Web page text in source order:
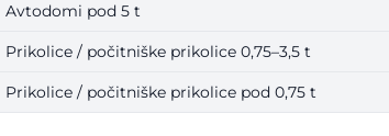
Avtodomi pod 5 t
Prikolice / počitniške prikolice 0,75–3,5 t
Prikolice / počitniške prikolice pod 0,75 t